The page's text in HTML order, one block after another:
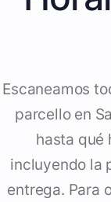
Escaneamos
parcello en
hasta qué
incluyendo la
entrega. Para